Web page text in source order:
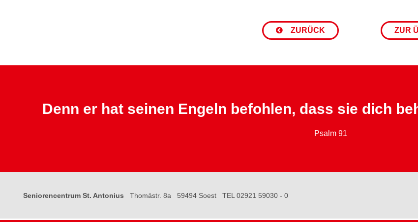
ZURÜCK ZUR
Denn er hat seinen Engeln befohlen, dass sie dich
Psalm 91
Seniorencentrum St. Antonius Thomästr. 8a 59494 Soest TEL 02921 59030 - 0